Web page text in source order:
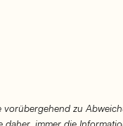
zu
immer die